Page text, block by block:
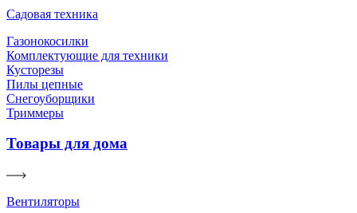
Садовая техника
Газонокосилки
Комплектующие для техники
Кусторезы
Пилы цепные
Снегоуборщики
Триммеры
Товары для дома
Вентиляторы